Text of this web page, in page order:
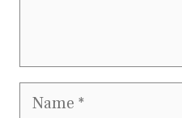
Name